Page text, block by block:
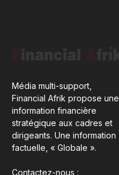
Média multi-support,
Financial Afrik propose une
information financière
stratégique aux cadres et
dirigeants. Une information
factuelle, « Globale ».
Contactez-nous :